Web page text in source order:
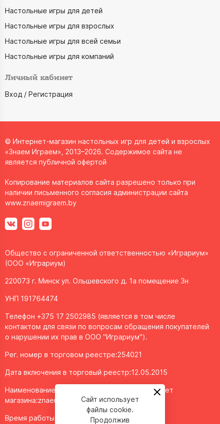
Настольные игры для детей
Настольные игры для взрослых
Настольные игры для всей семьи
Настольные игры для компаний
Личный кабинет
Вход / Регистрация
© Интернет-магазин настольных игр для детей и взрослых
«Знаем Играем», 2013–2026. Содержимое сайта не
является публичной офертой
Копирование материалов сайта разрешено только при
наличии письменного согласия администрации сайта
www.znaemigraem.by
Общество с ограниченной ответственностью «Играриум»
(ООО «Играриум)
220073 г. Минск ул. Ольшевского д. 1а помещение 3н
УНП 191764474
Телефон +375 17 2502985 (является в том числе
контактом для связи по вопросам обращения покупателей
о нарушении их прав в ООО "Играриум").
Рег. номер в торговом реестре:254021
Дата включения в торговый реестр:12.05.2015
Наименование объекта/доменное имя интернет
магазина:znaemigraem.by
Время работы: ежедневно с 11:00 до 20:00
Сайт использует
файлы cookie.
Продолжив